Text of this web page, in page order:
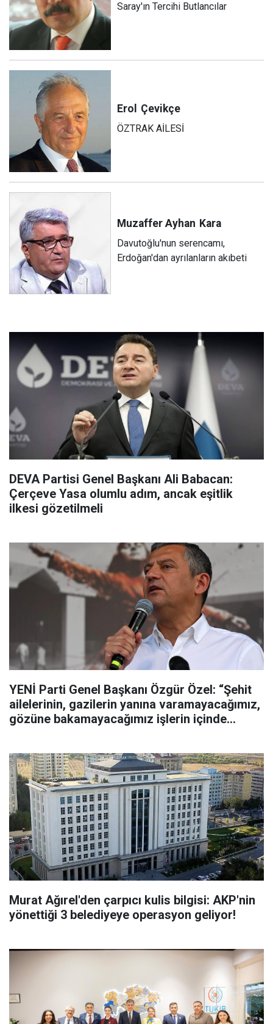
Saray'ın Tercihi Butlancılar
Erol Çevikçe
ÖZTRAK AİLESİ
Muzaffer Ayhan Kara
Davutoğlu'nun serencamı,
Erdoğan'dan ayrılanların akıbeti
DEVA Partisi Genel Başkanı Ali Babacan:
Çerçeve Yasa olumlu adım, ancak eşitlik
ilkesi gözetilmeli
YENİ Parti Genel Başkanı Özgür Özel: “Şehit
ailelerinin, gazilerin yanına varamayacağımız,
gözüne bakamayacağımız işlerin içinde
Murat Ağırel'den çarpıcı kulis bilgisi: AKP'nin
yönettiği 3 belediyeye operasyon geliyor!